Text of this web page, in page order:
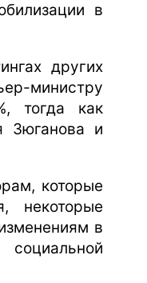
в
других
министру
тогда как
Зюганова и
которые
некоторые
в